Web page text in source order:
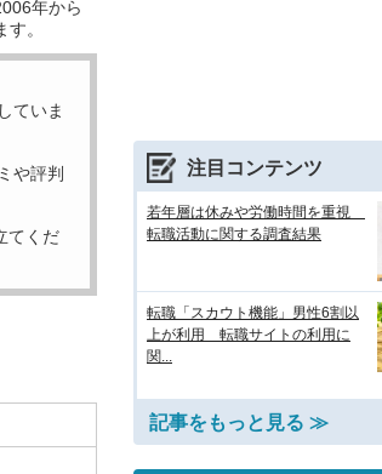
年から
。
ていま
や評判
てくだ
注目コンテンツ
若年層は休みや労働時間を重視
転職活動に関する調査結果
転職「スカウト機能」男性6割以
上が利用 転職サイトの利用に
関...
記事をもっと見る ≫